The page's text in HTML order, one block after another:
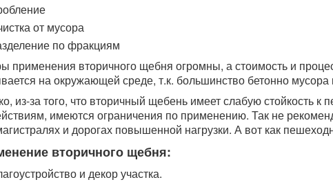
от мусора
по фракциям
применения вторичного щебня огромны, а стоимость и
на окружающей среде, т.к. большинство бетонно
из-за того, что вторичный щебень имеет слабую стойкость к
имеются ограничения по применению. Так не
и дорогах повышенной нагрузки. А вот как
вторичного щебня:
и декор участка.